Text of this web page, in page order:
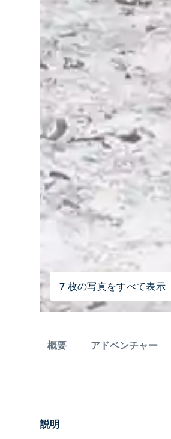
7 枚の写真をすべて表示
概要 アドベンチャー
説明